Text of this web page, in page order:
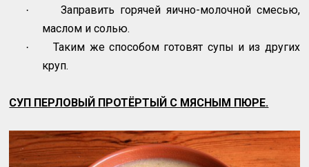
·
Заправить горячей яично-молочной смесью,
маслом и солью.
·
Таким же способом готовят супы и из других
круп.
СУП ПЕРЛОВЫЙ ПРОТЁРТЫЙ С МЯСНЫМ ПЮРЕ.